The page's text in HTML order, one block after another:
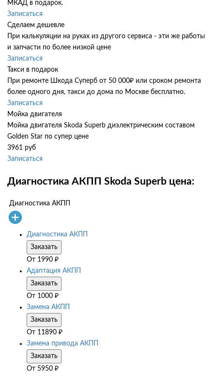
МКАД в подарок.
Записаться
Сделаем дешевле
При калькуляции на руках из другого сервиса - эти же работы
и запчасти по более низкой цене
Записаться
Такси в подарок
При ремонте Шкода Суперб от 50 000₽ или сроком ремонта
более одного дня, такси до дома по Москве бесплатно.
Записаться
Мойка двигателя
Мойка двигателя Skoda Superb диэлектрическим составом
Golden Star по супер цене
3961 руб
Записаться
Диагностика АКПП Skoda Superb цена:
Диагностика АКПП
Диагностика АКПП
Заказать
От 1990 ₽
Адаптация АКПП
Заказать
От 1000 ₽
Замена АКПП
Заказать
От 11890 ₽
Замена привода АКПП
Заказать
От 5950 ₽